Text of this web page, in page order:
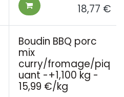
18,77 €
Boudin BBQ porc
mix
curry/fromage/piq
uant -+1,100 kg -
15,99 €/kg